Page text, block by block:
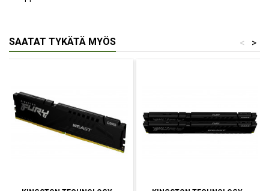
SAATAT TYKÄTÄ MYÖS >
<